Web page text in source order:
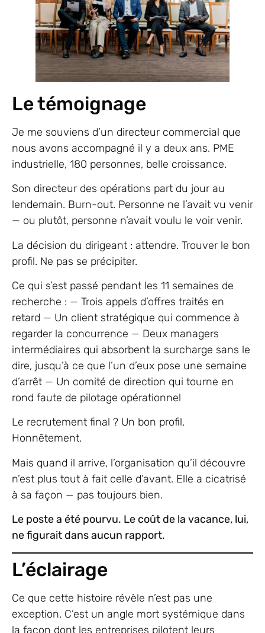
Le témoignage
Je me souviens d’un directeur commercial que
nous avons accompagné il y a deux ans. PME
industrielle, 180 personnes, belle croissance.
Son directeur des opérations part du jour au
lendemain. Burn-out. Personne ne l’avait vu venir
— ou plutôt, personne n’avait voulu le voir venir.
La décision du dirigeant : attendre. Trouver le bon
profil. Ne pas se précipiter.
Ce qui s’est passé pendant les 11 semaines de
recherche : — Trois appels d’offres traités en
retard — Un client stratégique qui commence à
regarder la concurrence — Deux managers
intermédiaires qui absorbent la surcharge sans le
dire, jusqu’à ce que l’un d’eux pose une semaine
d’arrêt — Un comité de direction qui tourne en
rond faute de pilotage opérationnel
Le recrutement final ? Un bon profil.
Honnêtement.
Mais quand il arrive, l’organisation qu’il découvre
n’est plus tout à fait celle d’avant. Elle a cicatrisé
à sa façon — pas toujours bien.
Le poste a été pourvu. Le coût de la vacance, lui,
ne figurait dans aucun rapport.
L’éclairage
Ce que cette histoire révèle n’est pas une
exception. C’est un angle mort systémique dans
la façon dont les entreprises pilotent leurs